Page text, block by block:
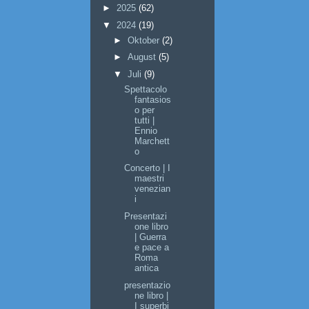
► 2025 (62)
▼ 2024 (19)
► Oktober (2)
► August (5)
▼ Juli (9)
Spettacolo
fantasios
o per
tutti |
Ennio
Marchett
o
Concerto | I
maestri
venezian
i
Presentazi
one libro
| Guerra
e pace a
Roma
antica
presentazio
ne libro |
I superbi